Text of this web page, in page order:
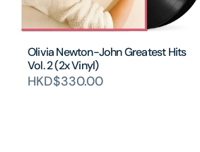
Olivia Newton-John Greatest Hits
Vol. 2 (2x Vinyl)
HKD$330.00